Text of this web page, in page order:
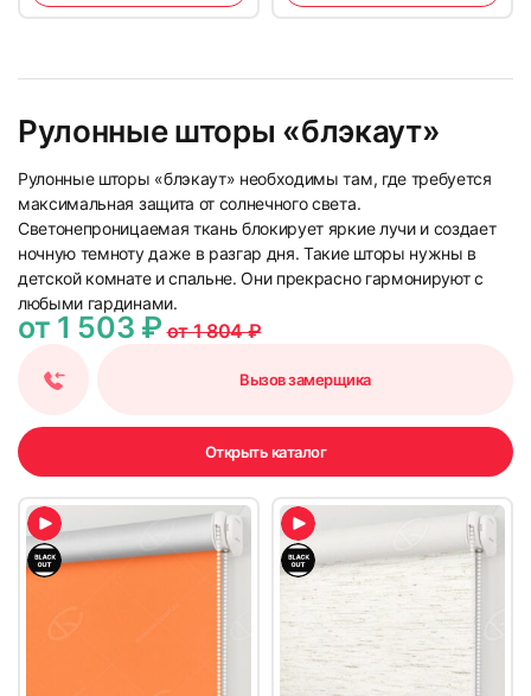
Рулонные шторы «блэкаут»
Рулонные шторы «блэкаут» необходимы там, где требуется
максимальная защита от солнечного света.
Светонепроницаемая ткань блокирует яркие лучи и создает
ночную темноту даже в разгар дня. Такие шторы нужны в
детской комнате и спальне. Они прекрасно гармонируют с
любыми гардинами.
от 1 503 ₽от 1 804 ₽
Вызов замерщика
Открыть каталог